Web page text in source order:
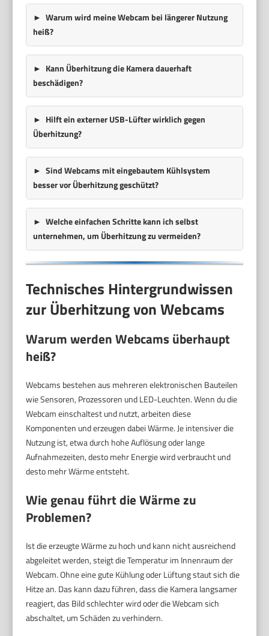
Warum wird meine Webcam bei längerer Nutzung
heiß?
Kann Überhitzung die Kamera dauerhaft
beschädigen?
Hilft ein externer USB-Lüfter wirklich gegen
Überhitzung?
Sind Webcams mit eingebautem Kühlsystem
besser vor Überhitzung geschützt?
Welche einfachen Schritte kann ich selbst
unternehmen, um Überhitzung zu vermeiden?
Technisches Hintergrundwissen
zur Überhitzung von Webcams
Warum werden Webcams überhaupt
heiß?
Webcams bestehen aus mehreren elektronischen Bauteilen
wie Sensoren, Prozessoren und LED-Leuchten. Wenn du die
Webcam einschaltest und nutzt, arbeiten diese
Komponenten und erzeugen dabei Wärme. Je intensiver die
Nutzung ist, etwa durch hohe Auflösung oder lange
Aufnahmezeiten, desto mehr Energie wird verbraucht und
desto mehr Wärme entsteht.
Wie genau führt die Wärme zu
Problemen?
Ist die erzeugte Wärme zu hoch und kann nicht ausreichend
abgeleitet werden, steigt die Temperatur im Innenraum der
Webcam. Ohne eine gute Kühlung oder Lüftung staut sich die
Hitze an. Das kann dazu führen, dass die Kamera langsamer
reagiert, das Bild schlechter wird oder die Webcam sich
abschaltet, um Schäden zu verhindern.